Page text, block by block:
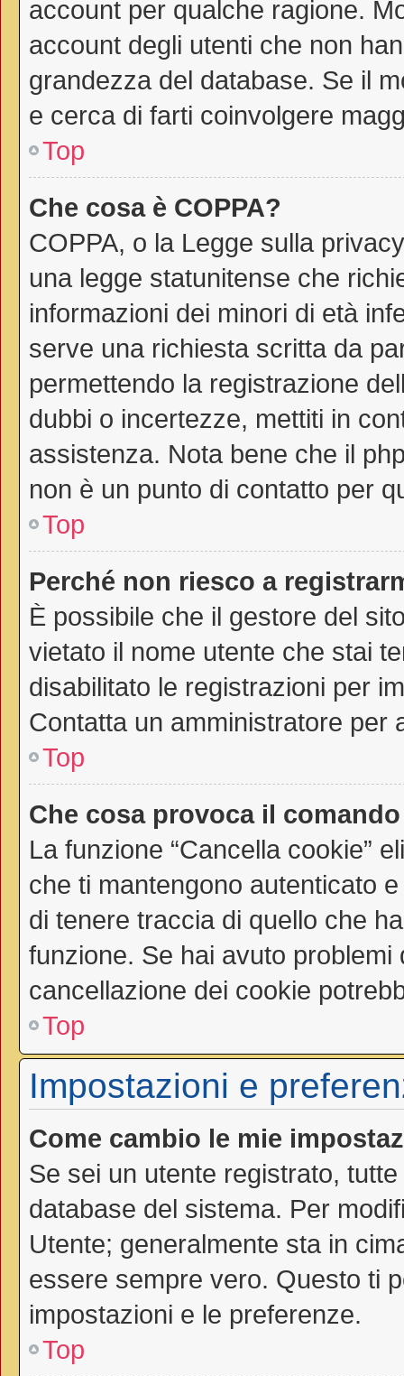
account per qualche ragione.
account degli utenti che non
grandezza del database. Se il
e cerca di farti coinvolgere
Top
Che cosa è COPPA?
COPPA, o la Legge sulla
una legge statunitense che
informazioni dei minori di età
serve una richiesta scritta da
permettendo la registrazione
dubbi o incertezze, mettiti in
assistenza. Nota bene che il
non è un punto di contatto per
Top
Perché non riesco a
È possibile che il gestore del
vietato il nome utente che stai
disabilitato le registrazioni per
Contatta un amministratore per
Top
Che cosa provoca il
La funzione “Cancella cookie”
che ti mantengono autenticato
di tenere traccia di quello che
funzione. Se hai avuto
cancellazione dei cookie
Top
Impostazioni e
Come cambio le mie
Se sei un utente registrato,
database del sistema. Per
Utente; generalmente sta in
essere sempre vero. Questo ti
impostazioni e le preferenze.
Top